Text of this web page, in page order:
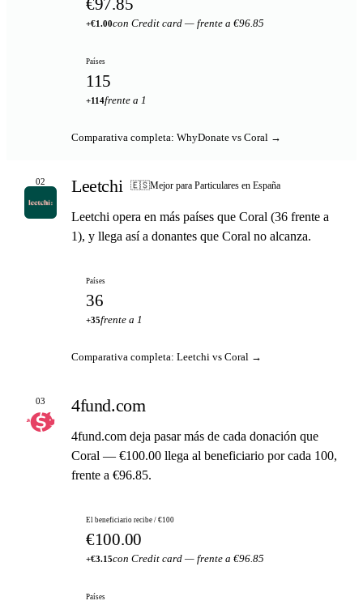
€97.85
+€1.00con Credit card — frente a €96.85
Países
115
+114frente a 1
Comparativa completa: WhyDonate vs Coral →
02 Leetchi 🇪🇸Mejor para Particulares en España
Leetchi opera en más países que Coral (36 frente a
1), y llega así a donantes que Coral no alcanza.
Países
36
+35frente a 1
Comparativa completa: Leetchi vs Coral →
03 4fund.com
4fund.com deja pasar más de cada donación que
Coral — €100.00 llega al beneficiario por cada 100,
frente a €96.85.
El beneficiario recibe / €100
€100.00
+€3.15con Credit card — frente a €96.85
Países